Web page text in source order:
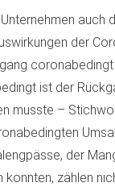
auch
der
ist der
musste –
der
zählen